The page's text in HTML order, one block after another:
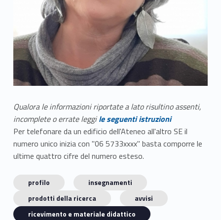
Qualora le informazioni riportate a lato risultino assenti,
incomplete o errate leggile seguenti istruzioni
Per telefonare da un edificio dell'Ateneo all'altro SE il
numero unico inizia con "06 5733xxxx" basta comporre le
ultime quattro cifre del numero esteso.
profilo
insegnamenti
prodotti della ricerca
avvisi
ricevimento e materiale didattico